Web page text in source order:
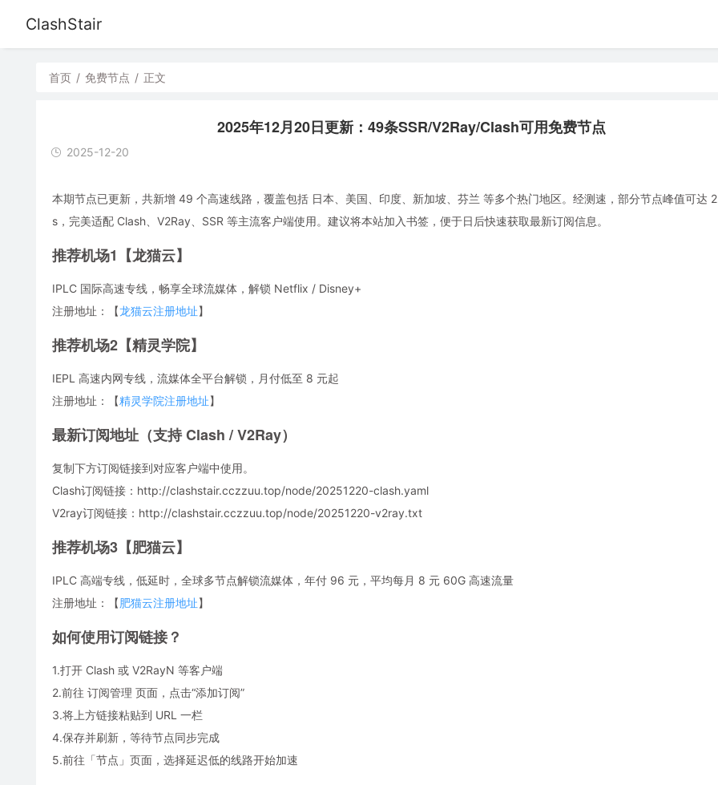
ClashStair
首页 / 免费节点 / 正文
2025年12月20日更新：49条SSR/V2Ray/Clash可用免费节点
2025-12-20
本期节点已更新，共新增 49 个高速线路，覆盖包括 日本、美国、印度、新加坡、芬兰 等多个热门地区。经测速，部分节点峰值可达
s，完美适配 Clash、V2Ray、SSR 等主流客户端使用。建议将本站加入书签，便于日后快速获取最新订阅信息。
推荐机场1【龙猫云】
IPLC 国际高速专线，畅享全球流媒体，解锁 Netflix / Disney+
注册地址：【龙猫云注册地址】
推荐机场2【精灵学院】
IEPL 高速内网专线，流媒体全平台解锁，月付低至 8 元起
注册地址：【精灵学院注册地址】
最新订阅地址（支持 Clash / V2Ray）
复制下方订阅链接到对应客户端中使用。
Clash订阅链接：http://clashstair.cczzuu.top/node/20251220-clash.yaml
V2ray订阅链接：http://clashstair.cczzuu.top/node/20251220-v2ray.txt
推荐机场3【肥猫云】
IPLC 高端专线，低延时，全球多节点解锁流媒体，年付 96 元，平均每月 8 元 60G 高速流量
注册地址：【肥猫云注册地址】
如何使用订阅链接？
1.打开 Clash 或 V2RayN 等客户端
2.前往 订阅管理 页面，点击“添加订阅”
3.将上方链接粘贴到 URL 一栏
4.保存并刷新，等待节点同步完成
5.前往「节点」页面，选择延迟低的线路开始加速